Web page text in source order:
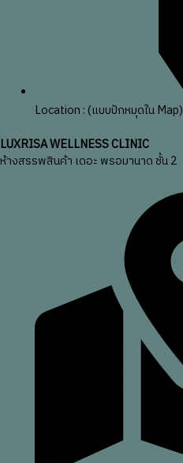
Location : (แบบปักหมุดใน Map)
LUXRISA WELLNESS CLINIC
ห้างสรรพสินค้า เดอะ พรอมานาด ชั้น 2